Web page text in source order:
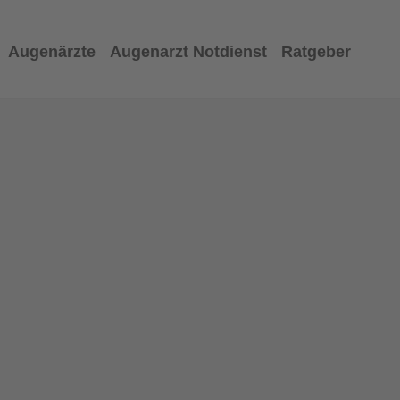
Augenärzte Augenarzt Notdienst Ratgeber